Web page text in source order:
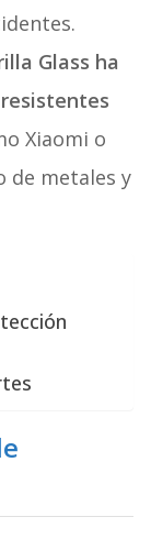
Glass ha
Xiaomi o
de metales y